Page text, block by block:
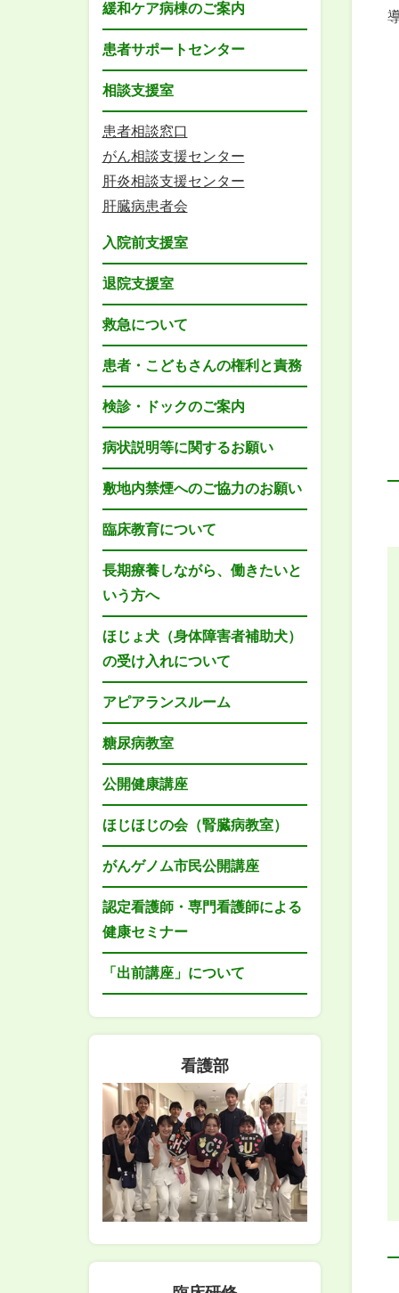
緩和ケア病棟のご案内
患者サポートセンター
相談支援室
患者相談窓口
がん相談支援センター
肝炎相談支援センター
肝臓病患者会
入院前支援室
退院支援室
救急について
患者・こどもさんの権利と責務
検診・ドックのご案内
病状説明等に関するお願い
敷地内禁煙へのご協力のお願い
臨床教育について
長期療養しながら、働きたいと
いう方へ
ほじょ犬（身体障害者補助犬）
の受け入れについて
アピアランスルーム
糖尿病教室
公開健康講座
ほじほじの会（腎臓病教室）
がんゲノム市民公開講座
認定看護師・専門看護師による
健康セミナー
「出前講座」について
看護部